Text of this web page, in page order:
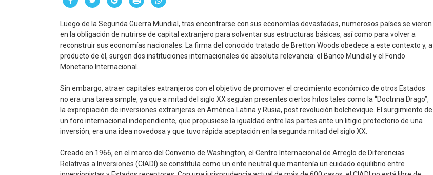
Luego de la Segunda Guerra Mundial, tras encontrarse con sus economías devastadas, numerosos países se vieron
en la obligación de nutrirse de capital extranjero para solventar sus estructuras básicas, así como para volver a
reconstruir sus economías nacionales. La firma del conocido tratado de Bretton Woods obedece a este contexto y, a
producto de él, surgen dos instituciones internacionales de absoluta relevancia: el Banco Mundial y el Fondo
Monetario Internacional.
Sin embargo, atraer capitales extranjeros con el objetivo de promover el crecimiento económico de otros Estados
no era una tarea simple, ya que a mitad del siglo XX seguían presentes ciertos hitos tales como la “Doctrina Drago”,
la expropiación de inversiones extranjeras en América Latina y Rusia, post revolución bolchevique. El surgimiento de
un foro internacional independiente, que propusiese la igualdad entre las partes ante un litigio protectorio de una
inversión, era una idea novedosa y que tuvo rápida aceptación en la segunda mitad del siglo XX.
Creado en 1966, en el marco del Convenio de Washington, el Centro Internacional de Arreglo de Diferencias
Relativas a Inversiones (CIADI) se constituía como un ente neutral que mantenía un cuidado equilibrio entre